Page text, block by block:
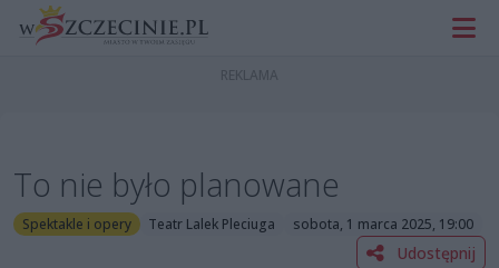
To nie było planowane
Spektakle i opery Teatr Lalek Pleciuga sobota, 1 marca 2025, 19:00
Udostępnij